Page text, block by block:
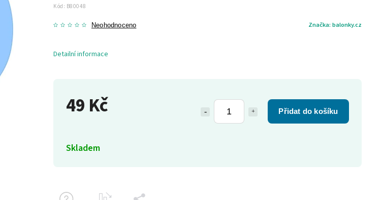
49 Kč Přidat do košíku
Skladem
Kód: B80048
Neohodnoceno Značka: balonky.cz
Detailní informace